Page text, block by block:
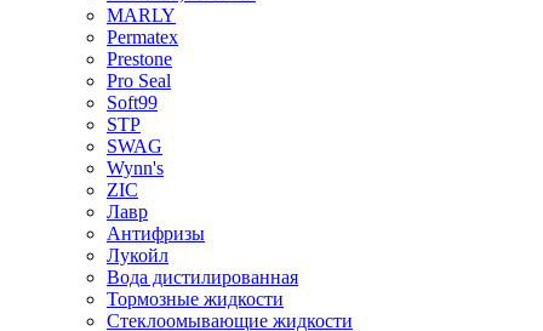
MARLY
Permatex
Prestone
Pro Seal
Soft99
STP
SWAG
Wynn's
ZIC
Лавр
Антифризы
Лукойл
Вода дистилированная
Тормозные жидкости
Стеклоомывающие жидкости